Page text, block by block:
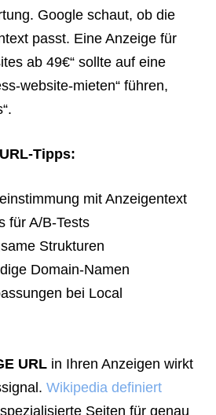
Google schaut, ob die
passt. Eine Anzeige für
ab 49€“ sollte auf eine
website-mieten“ führen,
Tipps:
mit Anzeigentext
für A/B-Tests
Strukturen
Domain-Namen
bei Local
URLin Ihren Anzeigen wirkt
Wikipedia definiert
Seiten für genau